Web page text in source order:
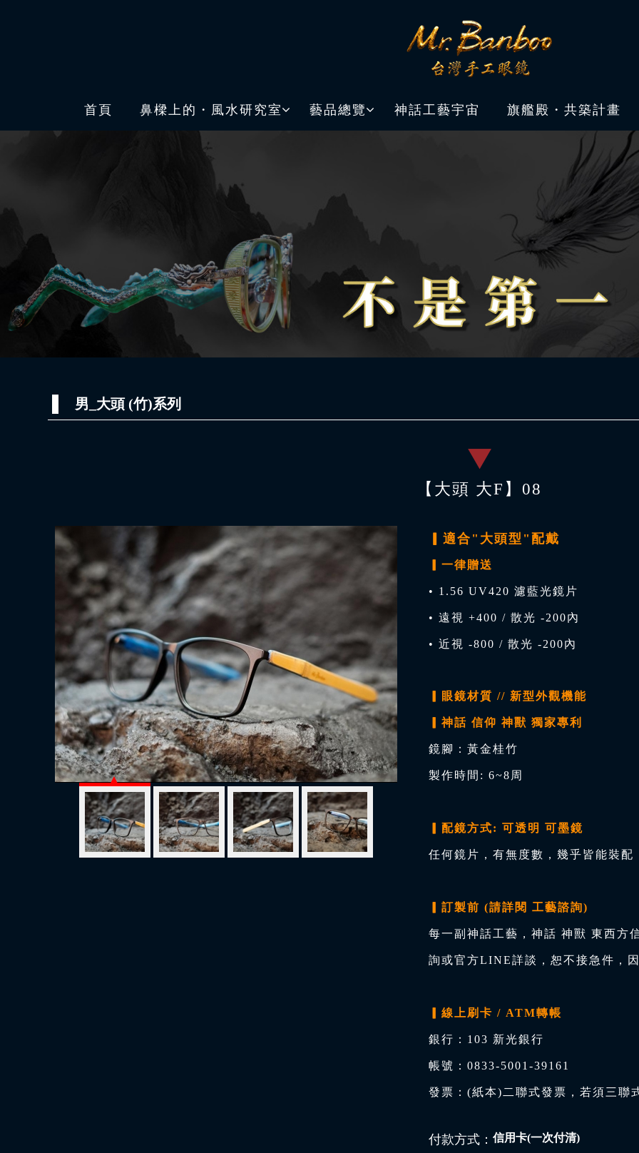
首頁 鼻樑上的・風水研究室 藝品總覽 神話工藝宇宙 旗艦殿・共築計畫
男_大頭 (竹)系列
【大頭 大F】08
▎適合"大頭型"配戴
▎一律贈送
• 1.56 UV420 濾藍光鏡片
• 遠視 +400 / 散光 -200內
• 近視 -800 / 散光 -200內
▎眼鏡材質 // 新型外觀機能
▎神話 信仰 神獸 獨家專利
鏡腳：黃金桂竹
製作時間: 6~8周
▎配鏡方式: 可透明 可墨鏡
任何鏡片，有無度數，幾乎皆能裝
▎訂製前 (請詳閱 工藝諮詢)
每一副神話工藝，神話 神獸 東西方
詢或官方LINE詳談，恕不接急件，
▎線上刷卡 / ATM轉帳
銀行：103 新光銀行
帳號：0833-5001-39161
發票：(紙本)二聯式發票，若須三聯
付款方式：信用卡(一次付清)